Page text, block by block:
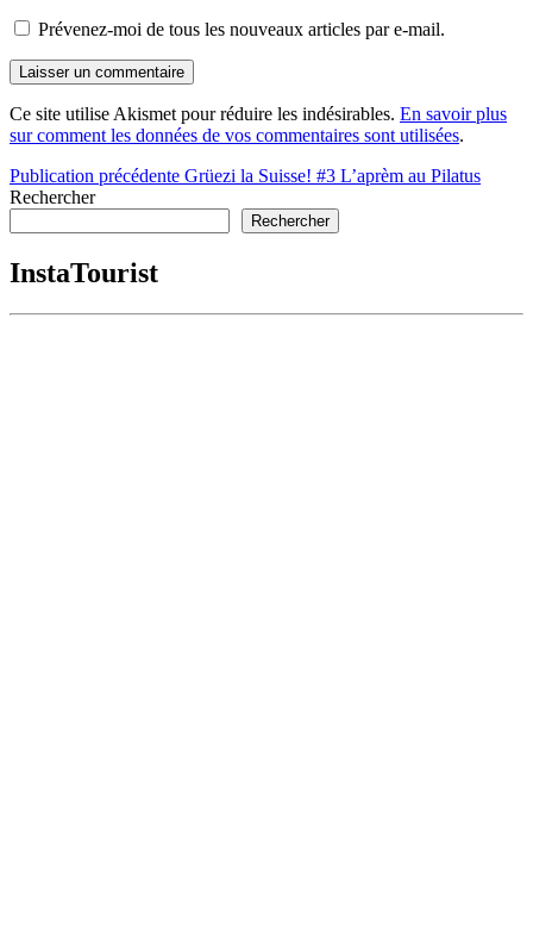
Prévenez-moi de tous les nouveaux articles par e-mail.
Ce site utilise Akismet pour réduire les indésirables. En savoir plus
sur comment les données de vos commentaires sont utilisées.
Navigation
de
Publication précédente Grüezi la Suisse! #3 L’aprèm au Pilatus
Rechercher
Rechercher
InstaTourist